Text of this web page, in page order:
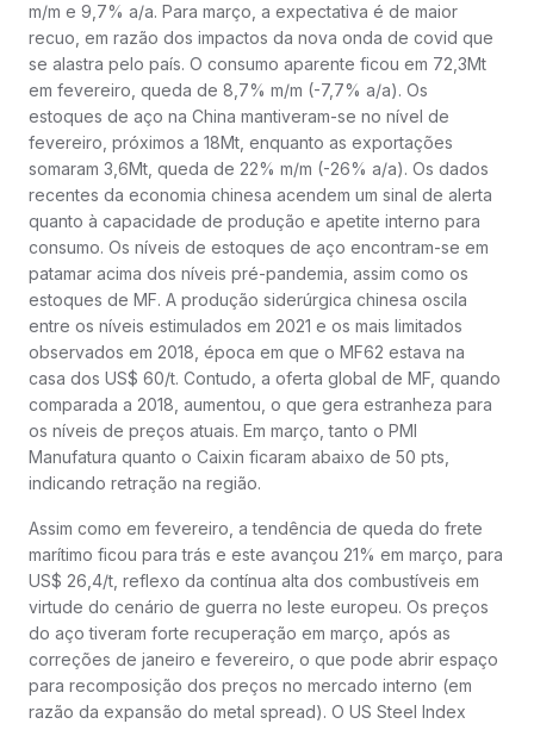
m/m e 9,7% a/a. Para março, a expectativa é de maior
recuo, em razão dos impactos da nova onda de covid que
se alastra pelo país. O consumo aparente ficou em 72,3Mt
em fevereiro, queda de 8,7% m/m (-7,7% a/a). Os
estoques de aço na China mantiveram-se no nível de
fevereiro, próximos a 18Mt, enquanto as exportações
somaram 3,6Mt, queda de 22% m/m (-26% a/a). Os dados
recentes da economia chinesa acendem um sinal de alerta
quanto à capacidade de produção e apetite interno para
consumo. Os níveis de estoques de aço encontram-se em
patamar acima dos níveis pré-pandemia, assim como os
estoques de MF. A produção siderúrgica chinesa oscila
entre os níveis estimulados em 2021 e os mais limitados
observados em 2018, época em que o MF62 estava na
casa dos US$ 60/t. Contudo, a oferta global de MF, quando
comparada a 2018, aumentou, o que gera estranheza para
os níveis de preços atuais. Em março, tanto o PMI
Manufatura quanto o Caixin ficaram abaixo de 50 pts,
indicando retração na região.
Assim como em fevereiro, a tendência de queda do frete
marítimo ficou para trás e este avançou 21% em março, para
US$ 26,4/t, reflexo da contínua alta dos combustíveis em
virtude do cenário de guerra no leste europeu. Os preços
do aço tiveram forte recuperação em março, após as
correções de janeiro e fevereiro, o que pode abrir espaço
para recomposição dos preços no mercado interno (em
razão da expansão do metal spread). O US Steel Index